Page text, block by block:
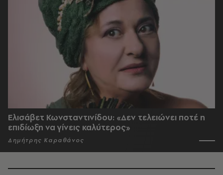
Ελισάβετ Κωνσταντινίδου: «Δεν τελειώνει ποτέ η
επιδίωξη να γίνεις καλύτερος»
Δημήτρης Καραθάνος